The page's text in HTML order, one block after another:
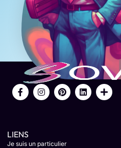
LIENS
Je suis un particulier